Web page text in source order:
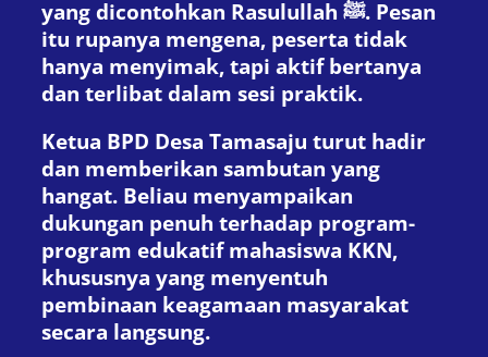
yang dicontohkan Rasulullah ﷺ. Pesan
itu rupanya mengena, peserta tidak
hanya menyimak, tapi aktif bertanya
dan terlibat dalam sesi praktik.
Ketua BPD Desa Tamasaju turut hadir
dan memberikan sambutan yang
hangat. Beliau menyampaikan
dukungan penuh terhadap program-
program edukatif mahasiswa KKN,
khususnya yang menyentuh
pembinaan keagamaan masyarakat
secara langsung.